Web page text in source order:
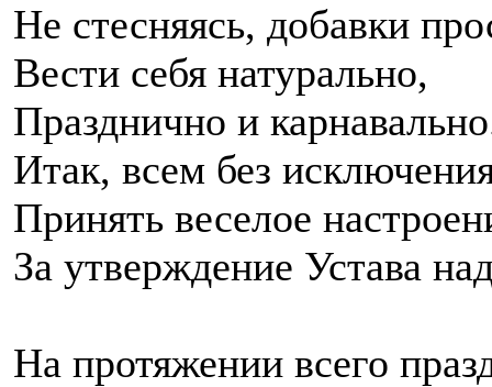
Не стесняясь, добавки
Вести себя натурально,
Празднично и
Итак, всем без
Принять веселое
За утверждение Устава
На протяжении всего